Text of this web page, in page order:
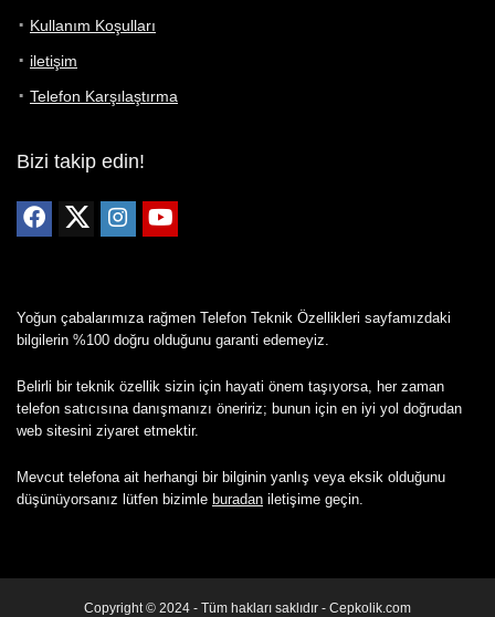
Kullanım Koşulları
iletişim
Telefon Karşılaştırma
Bizi takip edin!
Yoğun çabalarımıza rağmen Telefon Teknik Özellikleri sayfamızdaki
bilgilerin %100 doğru olduğunu garanti edemeyiz.
Belirli bir teknik özellik sizin için hayati önem taşıyorsa, her zaman
telefon satıcısına danışmanızı öneririz; bunun için en iyi yol doğrudan
web sitesini ziyaret etmektir.
Mevcut telefona ait herhangi bir bilginin yanlış veya eksik olduğunu
düşünüyorsanız lütfen bizimle buradan iletişime geçin.
Copyright © 2024 - Tüm hakları saklıdır - Cepkolik.com